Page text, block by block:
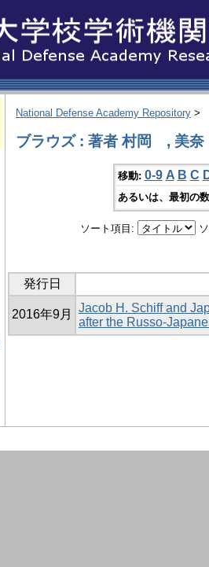
National Defense Academy Repository >
ブラウズ : 著者 村岡 , 美奈
移動: 0-9 A B C
あるいは、最初の
ソート項目:
発行日
2016年9月
Jacob H. Schiff and
after the Russo-